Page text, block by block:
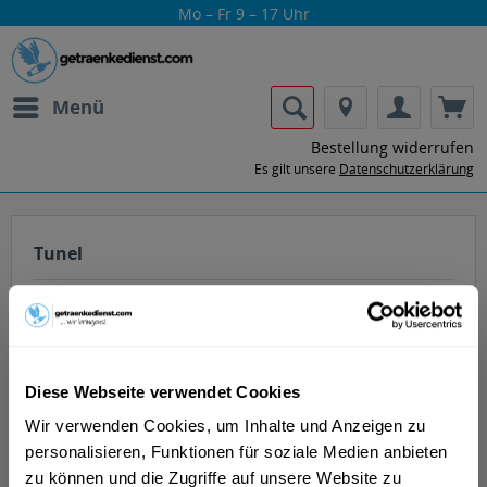
Diese Webseite verwendet Cookies
Wir verwenden Cookies, um Inhalte und Anzeigen zu
personalisieren, Funktionen für soziale Medien anbieten
zu können und die Zugriffe auf unsere Website zu
Mo – Fr 9 – 17 Uhr
Menü
Bestellung widerrufen
Es gilt unsere Datenschutzerklärung
Tunel
Lass dir die Getränke von Tunel nach
Hause oder ins Büro liefern.